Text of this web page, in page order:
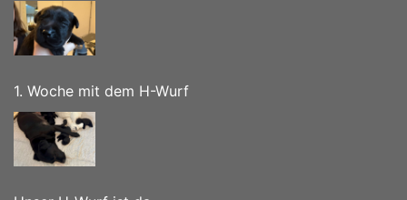
1. Woche mit dem H-Wurf